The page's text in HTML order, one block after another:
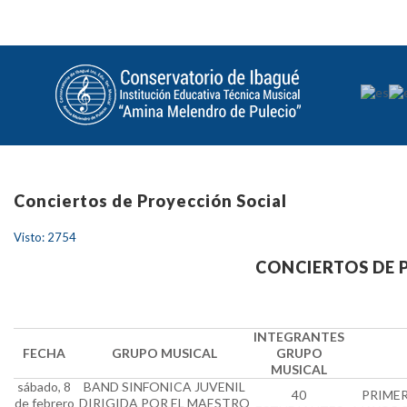
Conciertos de Proyección Social
Visto: 2754
CONCIERTOS DE
FECHA GRUPO MUSICAL
INTEGRANTES
GRUPO
MUSICAL
sábado, 8
de febrero
BAND SINFONICA JUVENIL
DIRIGIDA POR EL MAESTRO
40